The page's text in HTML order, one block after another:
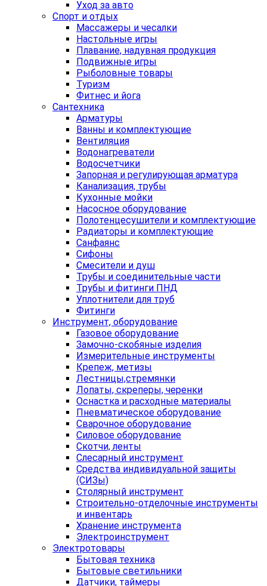
Уход за авто
Спорт и отдых
Массажеры и чесалки
Настольные игры
Плавание, надувная продукция
Подвижные игры
Рыболовные товары
Туризм
Фитнес и йога
Сантехника
Арматуры
Ванны и комплектующие
Вентиляция
Водонагреватели
Водосчетчики
Запорная и регулирующая арматура
Канализация, трубы
Кухонные мойки
Насосное оборудование
Полотенцесушители и комплектующие
Радиаторы и комплектующие
Санфаянс
Сифоны
Смесители и душ
Трубы и соединительные части
Трубы и фитинги ПНД
Уплотнители для труб
Фитинги
Инструмент, оборудование
Газовое оборудование
Замочно-скобяные изделия
Измерительные инструменты
Крепеж, метизы
Лестницы,стремянки
Лопаты, скреперы, черенки
Оснастка и расходные материалы
Пневматическое оборудование
Сварочное оборудование
Силовое оборудование
Скотчи, ленты
Слесарный инструмент
Средства индивидуальной защиты
(СИЗы)
Столярный инструмент
Строительно-отделочные инструменты
и инвентарь
Хранение инструмента
Электроинструмент
Электротовары
Бытовая техника
Бытовые светильники
Датчики, таймеры